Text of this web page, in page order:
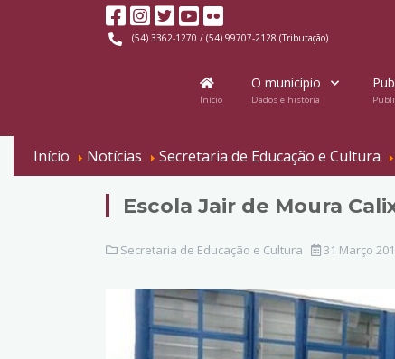
(54) 3362-1270 / (54) 99707-2128 (Tributação)
Início
O município
Dados e história
Início Notícias Secretaria de Educação e Cultura
Escola Jair de Moura
Secretaria de Educação e Cultura 31 Março